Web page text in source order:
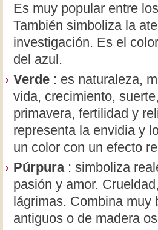
Es muy popular entre
También simboliza la
investigación. Es el
del azul.
Verde : es naturaleza,
vida, crecimiento,
primavera, fertilidad y
representa la envidia y
un color con un efecto
Púrpura : simboliza
pasión y amor.
lágrimas. Combina muy
antiguos o de madera